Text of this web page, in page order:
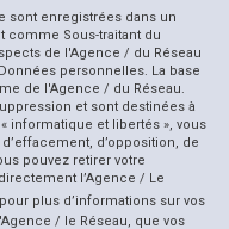
8,23 %
30,95 %
41,84 %
27,21 %
52,17 %
sont enregistrées dans un
comme Sous-traitant du
de l'Agence / du Réseau
personnelles. La base
de l'Agence / du Réseau.
et sont destinées à
informatique et libertés », vous
d’opposition, de
pouvez retirer votre
l’Agence / Le
pour plus d’informations sur vos
/ le Réseau, que vos